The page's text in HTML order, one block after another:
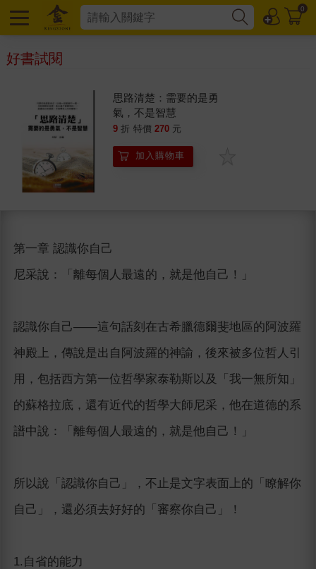
0
好書試閱
思路清楚：需要的是勇
氣，不是智慧
9 折 特價 270 元
加入購物車
第一章 認識你自己
尼采說：「離每個人最遠的，就是他自己！」
認識你自己——這句話刻在古希臘德爾斐地區的阿波羅
神殿上，傳說是出自阿波羅的神諭，後來被多位哲人引
用，包括西方第一位哲學家泰勒斯以及「我一無所知」
的蘇格拉底，還有近代的哲學大師尼采，他在道德的系
譜中說：「離每個人最遠的，就是他自己！」
所以說「認識你自己」，不止是文字表面上的「瞭解你
自己」，還必須去好好的「審察你自己」！
1.自省的能力